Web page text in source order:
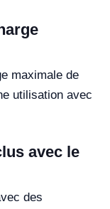
maximale de
utilisation avec
avec le
des